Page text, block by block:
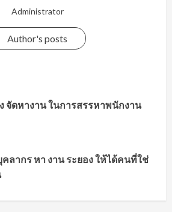
Administrator
Author's posts
จัดหางาน ในการสรรหาพนักงาน
ลากร หา งาน ระยอง ให้ได้คนที่ใช่